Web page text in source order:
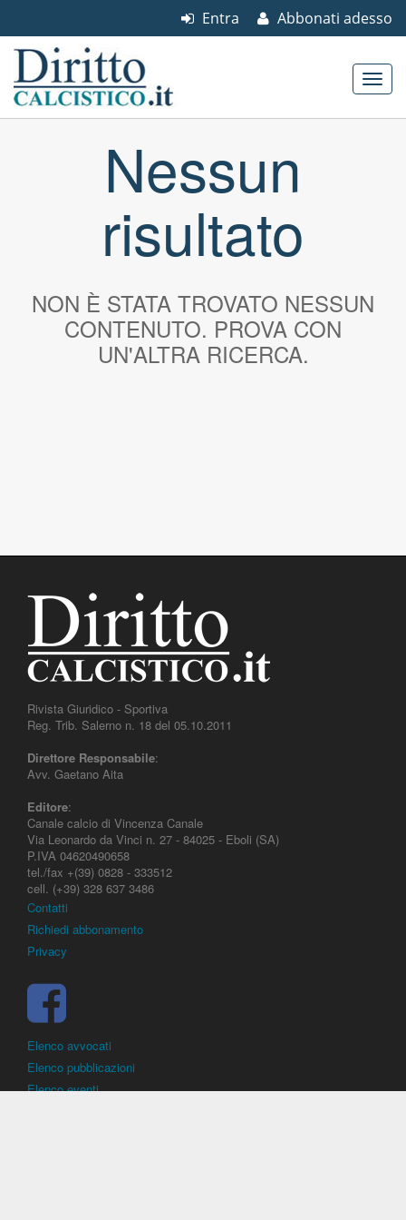
Abbonati adesso
Entra
Main menuNessun
risultato
NON È STATA TROVATO NESSUN
CONTENUTO. PROVA CON
UN'ALTRA RICERCA.
Rivista Giuridico - Sportiva
Reg. Trib. Salerno n. 18 del 05.10.2011
Direttore Responsabile:
Avv. Gaetano Aita
Editore:
Canale calcio di Vincenza Canale
Via Leonardo da Vinci n. 27 - 84025 - Eboli (SA)
P.IVA 04620490658
tel./fax +(39) 0828 - 333512
cell. (+39) 328 637 3486
Contatti
Richiedi abbonamento
Privacy
Elenco avvocati
Elenco pubblicazioni
Elenco eventi